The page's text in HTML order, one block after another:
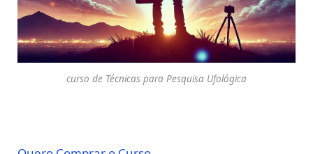
curso de Técnicas para Pesquisa Ufológica